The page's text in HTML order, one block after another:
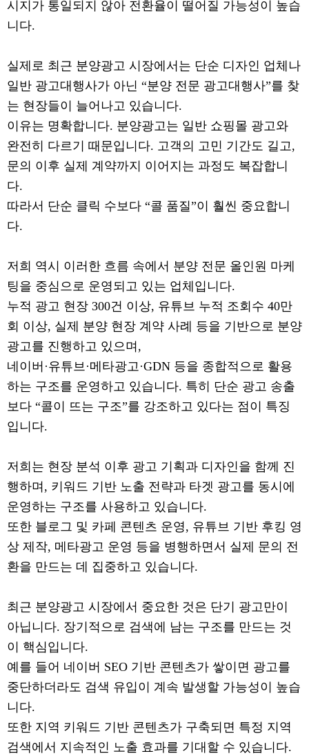
시지가 통일되지 않아 전환율이 떨어질 가능성이 높습
니다.
실제로 최근 분양광고 시장에서는 단순 디자인 업체나
일반 광고대행사가 아닌 “분양 전문 광고대행사”를 찾
는 현장들이 늘어나고 있습니다.
이유는 명확합니다. 분양광고는 일반 쇼핑몰 광고와
완전히 다르기 때문입니다. 고객의 고민 기간도 길고,
문의 이후 실제 계약까지 이어지는 과정도 복잡합니
다.
따라서 단순 클릭 수보다 “콜 품질”이 훨씬 중요합니
다.
저희 역시 이러한 흐름 속에서 분양 전문 올인원 마케
팅을 중심으로 운영되고 있는 업체입니다.
누적 광고 현장 300건 이상, 유튜브 누적 조회수 40만
회 이상, 실제 분양 현장 계약 사례 등을 기반으로 분양
광고를 진행하고 있으며,
네이버·유튜브·메타광고·GDN 등을 종합적으로 활용
하는 구조를 운영하고 있습니다. 특히 단순 광고 송출
보다 “콜이 뜨는 구조”를 강조하고 있다는 점이 특징
입니다.
저희는 현장 분석 이후 광고 기획과 디자인을 함께 진
행하며, 키워드 기반 노출 전략과 타겟 광고를 동시에
운영하는 구조를 사용하고 있습니다.
또한 블로그 및 카페 콘텐츠 운영, 유튜브 기반 후킹 영
상 제작, 메타광고 운영 등을 병행하면서 실제 문의 전
환을 만드는 데 집중하고 있습니다.
최근 분양광고 시장에서 중요한 것은 단기 광고만이
아닙니다. 장기적으로 검색에 남는 구조를 만드는 것
이 핵심입니다.
예를 들어 네이버 SEO 기반 콘텐츠가 쌓이면 광고를
중단하더라도 검색 유입이 계속 발생할 가능성이 높습
니다.
또한 지역 키워드 기반 콘텐츠가 구축되면 특정 지역
검색에서 지속적인 노출 효과를 기대할 수 있습니다.